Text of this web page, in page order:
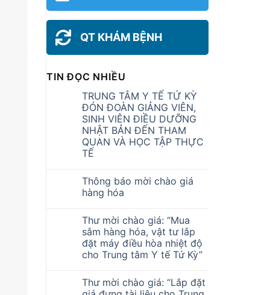
QT KHÁM BỆNH
TIN ĐỌC NHIỀU
TRUNG TÂM Y TẾ TỨ KỲ
ĐÓN ĐOÀN GIẢNG VIÊN,
SINH VIÊN ĐIỀU DƯỠNG
NHẬT BẢN ĐẾN THAM
QUAN VÀ HỌC TẬP THỰC
TẾ
Thông báo mời chào giá
hàng hóa
Thư mời chào giá: “Mua
sắm hàng hóa, vật tư lắp
đặt máy điều hòa nhiệt độ
cho Trung tâm Y tế Tứ Kỳ”
Thư mời chào giá: “Lắp đặt